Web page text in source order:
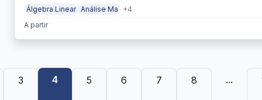
Álgebra Linear Análise Ma
+4
A partir
3 4 5 6 7 8 ...